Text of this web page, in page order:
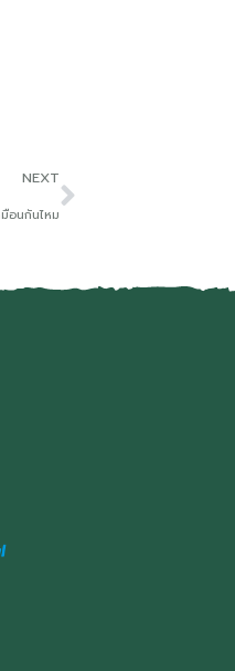
NEXT
อนกันไหม